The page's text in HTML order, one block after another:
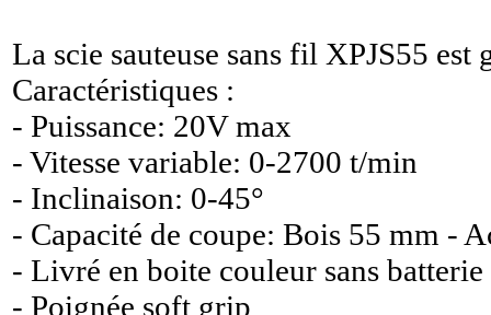
La scie sauteuse sans fil XPJS55 est
Caractéristiques :
- Puissance: 20V max
- Vitesse variable: 0-2700 t/min
- Inclinaison: 0-45°
- Capacité de coupe: Bois 55 mm -
- Livré en boite couleur sans
- Poignée soft grip